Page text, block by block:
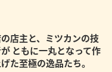
店主と、ミツカンの技
ともに一丸となって作
た至極の逸品たち。